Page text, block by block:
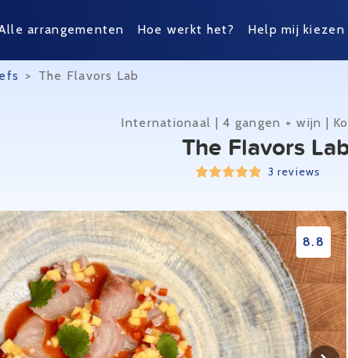
arrangementen Hoe werkt het? Help mij kiezen
> The Flavors Lab
Internationaal | 4 gangen + wijn |
The Flavors
3 reviews
8.8